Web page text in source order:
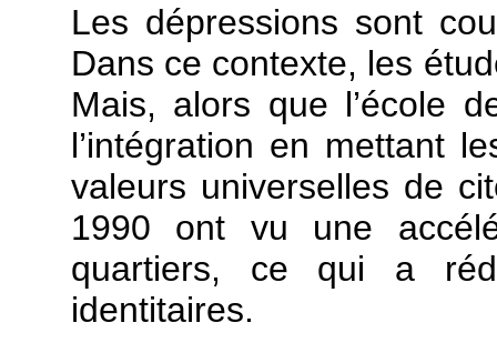
Les dépressions sont
Dans ce contexte, les
Mais, alors que l’école
l’intégration en mettant
valeurs universelles de
1990 ont vu une
quartiers, ce qui a
identitaires.